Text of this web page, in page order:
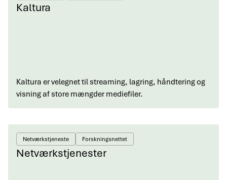
Kaltura
Kaltura er velegnet til streaming, lagring, håndtering og
visning af store mængder mediefiler.
Netværkstjeneste Forskningsnettet
Netværkstjenester